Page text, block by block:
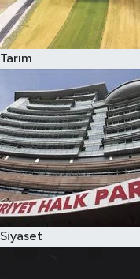
Tarım
Siyaset